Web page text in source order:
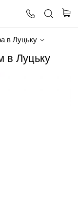
в Луцьку
в Луцьку